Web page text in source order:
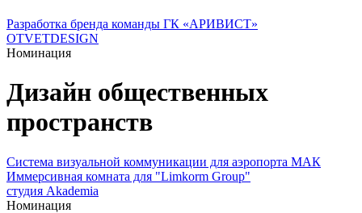
Разработка бренда команды ГК «АРИВИСТ»
OTVETDESIGN
Номинация
Дизайн общественных
пространств
Система визуальной коммуникации для аэропорта МАК
Иммерсивная комната для "Limkorm Group"
студия Akademia
Номинация